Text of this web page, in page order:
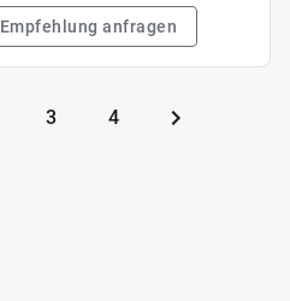
Empfehlung anfragen
3 4